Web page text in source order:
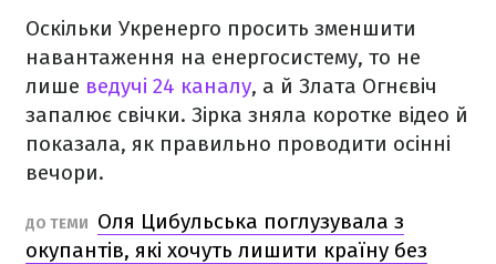
Оскільки Укренерго просить зменшити
навантаження на енергосистему, то не
лише ведучі 24 каналу, а й Злата Огнєвіч
запалює свічки. Зірка зняла коротке відео й
показала, як правильно проводити осінні
вечори.
ДО ТЕМИ
Оля Цибульська поглузувала з
окупантів, які хочуть лишити країну без